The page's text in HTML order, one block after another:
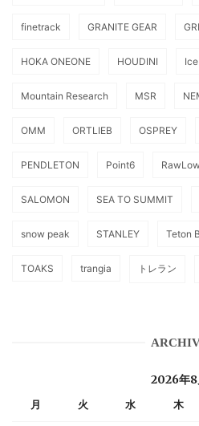
finetrack GRANITE GEAR
HOKA ONEONE HOUDINI
Mountain Research MSR
OMM ORTLIEB OSPREY
PENDLETON Point6
SALOMON SEA TO SUMMIT
snow peak STANLEY Teton
TOAKS trangia トレラン
2026年8
月 火 水 木